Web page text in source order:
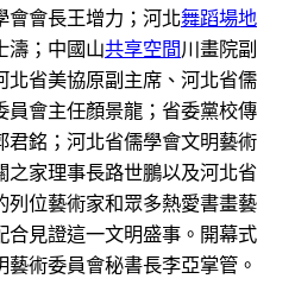
會會長王增力；河北舞蹈場地
濤；中國山共享空間川畫院副
北省美協原副主席、河北省儒
員會主任顏景龍；省委黨校傳
君銘；河北省儒學會文明藝術
之家理事長路世鵬以及河北省
列位藝術家和眾多熱愛書畫藝
合見證這一文明盛事。開幕式
藝術委員會秘書長李亞掌管。